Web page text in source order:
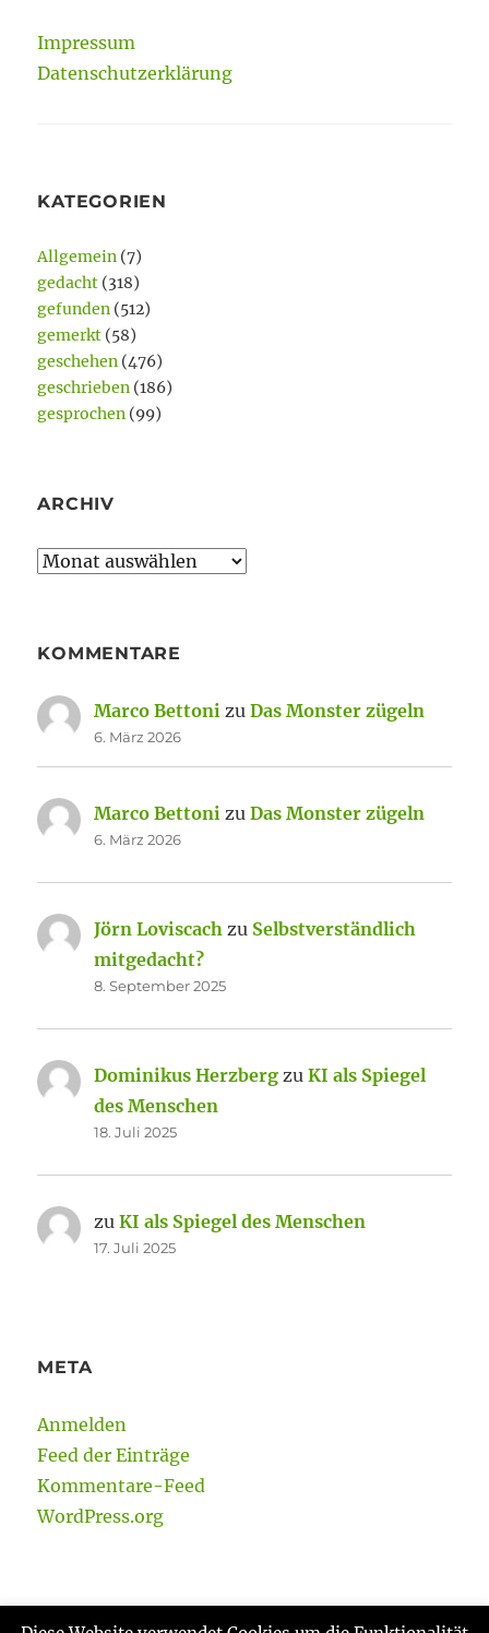
Impressum
Datenschutzerklärung
KATEGORIEN
Allgemein (7)
gedacht (318)
gefunden (512)
gemerkt (58)
geschehen (476)
geschrieben (186)
gesprochen (99)
ARCHIV
Archiv
KOMMENTARE
Marco Bettoni zuDas Monster zügeln
6. März 2026
Marco Bettoni zuDas Monster zügeln
6. März 2026
Jörn Loviscach zu Selbstverständlich
mitgedacht?
8. September 2025
Dominikus Herzberg zuKI als Spiegel
des Menschen
18. Juli 2025
zuKI als Spiegel des Menschen
17. Juli 2025
META
Anmelden
Feed der Einträge
Kommentare-Feed
WordPress.org